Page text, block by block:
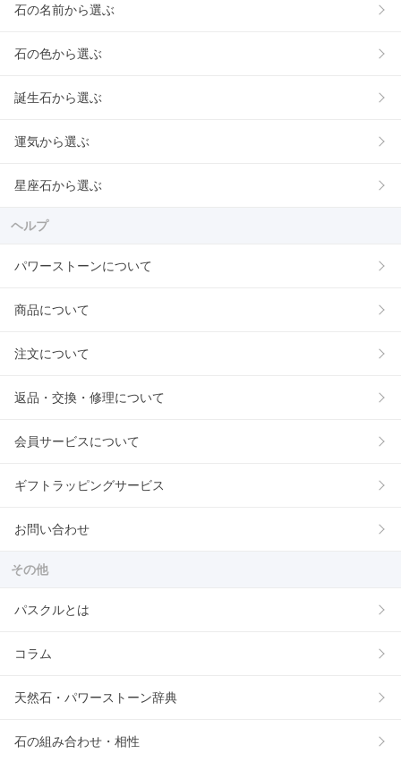
石の名前から選ぶ
石の色から選ぶ
誕生石から選ぶ
運気から選ぶ
星座石から選ぶ
ヘルプ
パワーストーンについて
商品について
注文について
返品・交換・修理について
会員サービスについて
ギフトラッピングサービス
お問い合わせ
その他
パスクルとは
コラム
天然石・パワーストーン辞典
石の組み合わせ・相性